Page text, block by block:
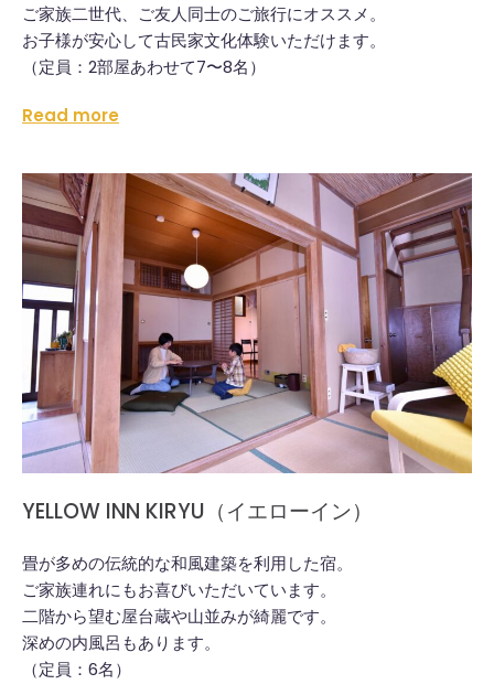
ご家族二世代、ご友人同士のご旅行にオススメ。
お子様が安心して古民家文化体験いただけます。
（定員：2部屋あわせて7〜8名）
Read more
YELLOW INN KIRYU（イエローイン）
畳が多めの伝統的な和風建築を利用した宿。
ご家族連れにもお喜びいただいています。
二階から望む屋台蔵や山並みが綺麗です。
深めの内風呂もあります。
（定員：6名）